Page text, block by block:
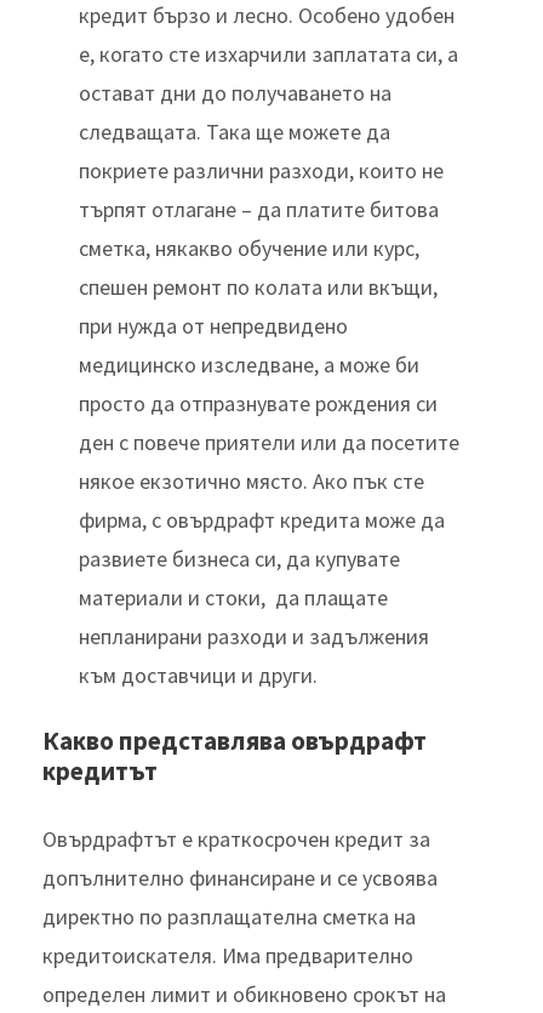
кредит бързо и лесно. Особено удобен
е, когато сте изхарчили заплатата си, а
остават дни до получаването на
следващата. Така ще можете да
покриете различни разходи, които не
търпят отлагане – да платите битова
сметка, някакво обучение или курс,
спешен ремонт по колата или вкъщи,
при нужда от непредвидено
медицинско изследване, а може би
просто да отпразнувате рождения си
ден с повече приятели или да посетите
някое екзотично място. Ако пък сте
фирма, с овърдрафт кредита може да
развиете бизнеса си, да купувате
материали и стоки, да плащате
непланирани разходи и задължения
към доставчици и други.
Какво представлява овърдрафт
кредитът
Овърдрафтът е краткосрочен кредит за
допълнително финансиране и се усвоява
директно по разплащателна сметка на
кредитоискателя. Има предварително
определен лимит и обикновено срокът на